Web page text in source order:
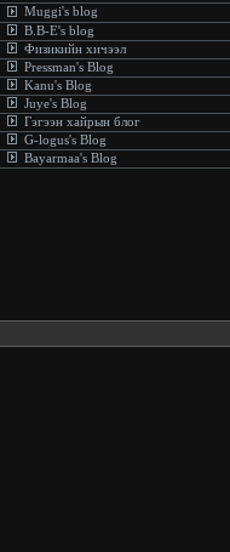
Muggi's blog
B.B-E's blog
Физикийн хичээл
Pressman's Blog
Kanu's Blog
Juye's Blog
Гэгээн хайрын блог
G-logus's Blog
Bayarmaa's Blog